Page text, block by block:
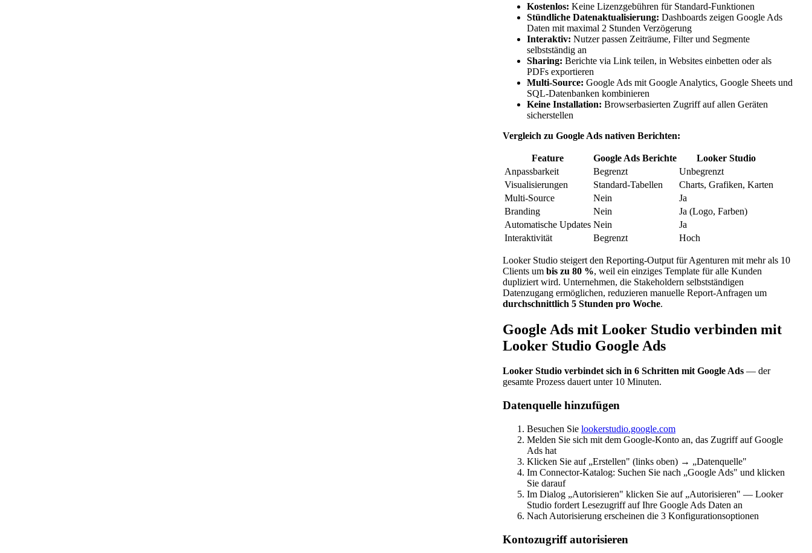
Kostenlos: Keine Lizenzgebühren für Standard-Funktionen
Stündliche Datenaktualisierung: Dashboards zeigen Google Ads
Daten mit maximal 2 Stunden Verzögerung
Interaktiv: Nutzer passen Zeiträume, Filter und Segmente
selbstständig an
Sharing: Berichte via Link teilen, in Websites einbetten oder als
PDFs exportieren
Multi-Source: Google Ads mit Google Analytics, Google Sheets und
SQL-Datenbanken kombinieren
Keine Installation: Browserbasierten Zugriff auf allen Geräten
sicherstellen
Vergleich zu Google Ads nativen Berichten:
Feature Google Ads Berichte
Looker Studio
Anpassbarkeit
Begrenzt
Unbegrenzt
Visualisierungen
Standard-Tabellen
Charts, Grafiken, Karten
Multi-Source
Nein
Ja
Branding
Nein
Ja (Logo, Farben)
Automatische Updates Nein
Ja
Interaktivität
Begrenzt Hoch
Looker Studio steigert den Reporting-Output für Agenturen mit mehr als 10
Clients um bis zu 80 %, weil ein einziges Template für alle Kunden
dupliziert wird. Unternehmen, die Stakeholdern selbstständigen
Datenzugang ermöglichen, reduzieren manuelle Report-Anfragen um
durchschnittlich 5 Stunden pro Woche.
Google Ads mit Looker Studio verbinden mit
Looker Studio Google Ads
Looker Studio verbindet sich in 6 Schritten mit Google Ads — der
gesamte Prozess dauert unter 10 Minuten.
Datenquelle hinzufügen
Besuchen Sie lookerstudio.google.com
Melden Sie sich mit dem Google-Konto an, das Zugriff auf Google
Ads hat
Klicken Sie auf „Erstellen" (links oben) → „Datenquelle"
Im Connector-Katalog: Suchen Sie nach „Google Ads" und klicken
Sie darauf
Im Dialog „Autorisieren" klicken Sie auf „Autorisieren" — Looker
Studio fordert Lesezugriff auf Ihre Google Ads Daten an
Nach Autorisierung erscheinen die 3 Konfigurationsoptionen
Kontozugriff autorisieren